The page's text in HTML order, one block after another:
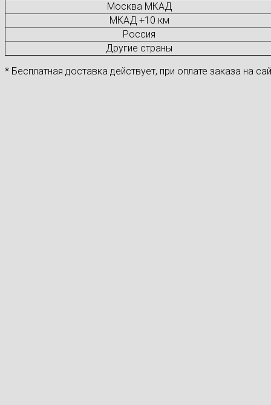
Москва МКАД
МКАД +10 км
Россия
Другие страны
* Бесплатная доставка действует, при оплате заказа на